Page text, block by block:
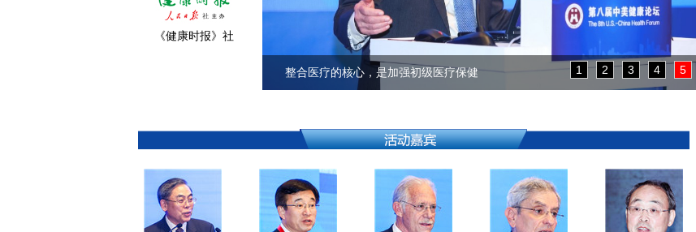
《健康时报》社
1 2 3 4 5
整合医疗的核心，是加强初级医疗保健